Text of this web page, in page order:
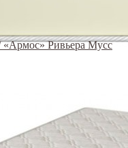
«Армос» Ривьера Мусс